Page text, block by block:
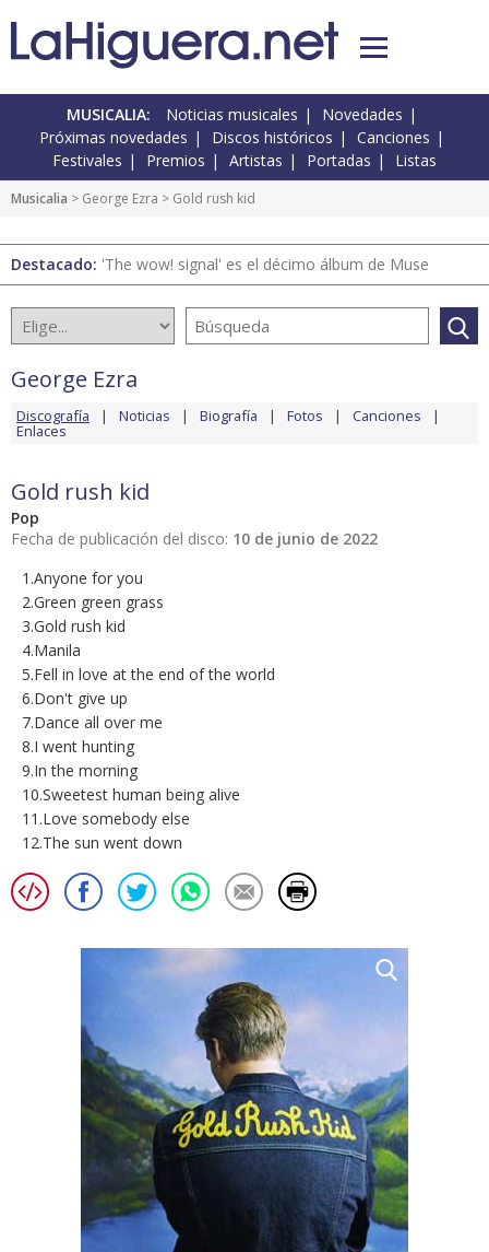
MUSICALIA: Noticias musicales
Novedades
Próximas novedades
Discos históricos
Canciones
Festivales
Premios Artistas Portadas Listas
Musicalia > George Ezra > Gold rush kid
Destacado: 'The wow! signal' es el décimo álbum de Muse
George Ezra
Discografía Noticias Biografía Fotos Canciones
Enlaces
Gold rush kid
Pop
Fecha de publicación del disco: 10 de junio de 2022
1.Anyone for you
2.Green green grass
3.Gold rush kid
4.Manila
5.Fell in love at the end of the world
6.Don't give up
7.Dance all over me
8.I went hunting
9.In the morning
10.Sweetest human being alive
11.Love somebody else
12.The sun went down